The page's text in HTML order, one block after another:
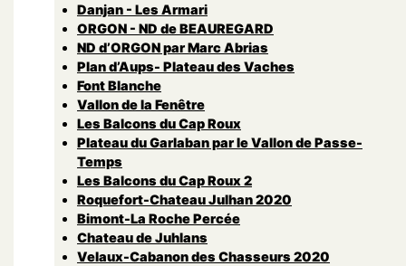
Danjan - Les Armari
ORGON - ND de BEAUREGARD
ND d’ORGON par Marc Abrias
Plan d’Aups- Plateau des Vaches
Font Blanche
Vallon de la Fenêtre
Les Balcons du Cap Roux
Plateau du Garlaban par le Vallon de Passe-
Temps
Les Balcons du Cap Roux 2
Roquefort-Chateau Julhan 2020
Bimont-La Roche Percée
Chateau de Juhlans
Velaux-Cabanon des Chasseurs 2020